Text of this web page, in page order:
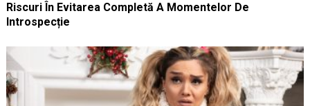
Riscuri În Evitarea Completă A Momentelor De
Introspecție